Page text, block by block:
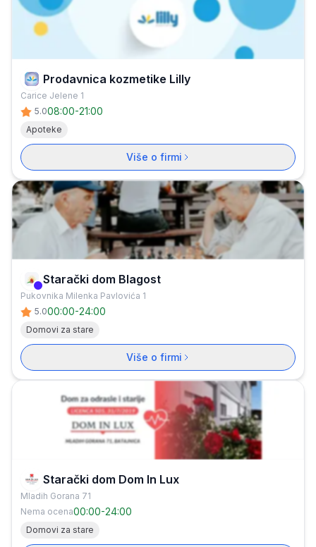
Prodavnica kozmetike Lilly
Carice Jelene 1
5.008:00-21:00
Apoteke
Više o firmi
Verifikovana firma
Starački dom Blagost
Pukovnika Milenka Pavlovića 1
5.000:00-24:00
Domovi za stare
Više o firmi
Starački dom Dom In Lux
Mladih Gorana 71
Nema ocena00:00-24:00
Domovi za stare